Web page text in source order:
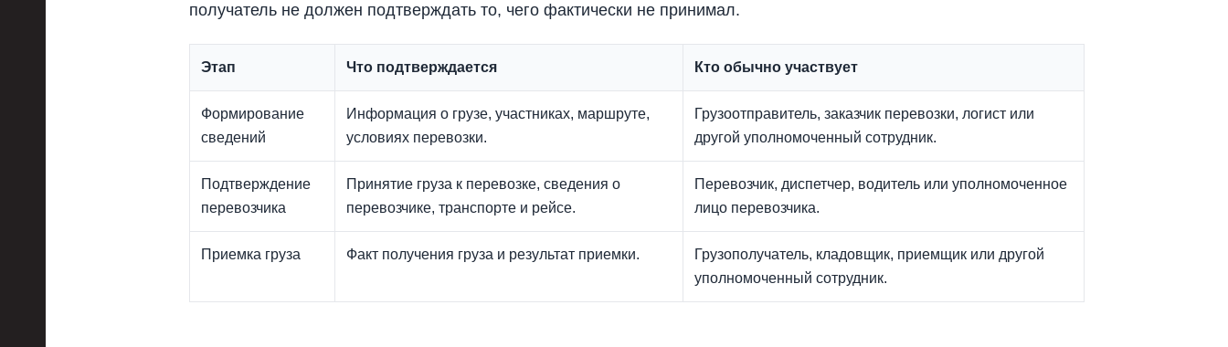
получатель не должен подтверждать то, чего фактически не принимал.
Этап Что подтверждается Кто обычно участвует
Формирование
сведений
Информация о грузе, участниках, маршруте,
условиях перевозки.
Грузоотправитель, заказчик перевозки, логист или
другой уполномоченный сотрудник.
Подтверждение
перевозчика
Принятие груза к перевозке, сведения о
перевозчике, транспорте и рейсе.
Перевозчик, диспетчер, водитель или уполномоченное
лицо перевозчика.
Приемка груза Факт получения груза и результат приемки.
Грузополучатель, кладовщик, приемщик или другой
уполномоченный сотрудник.